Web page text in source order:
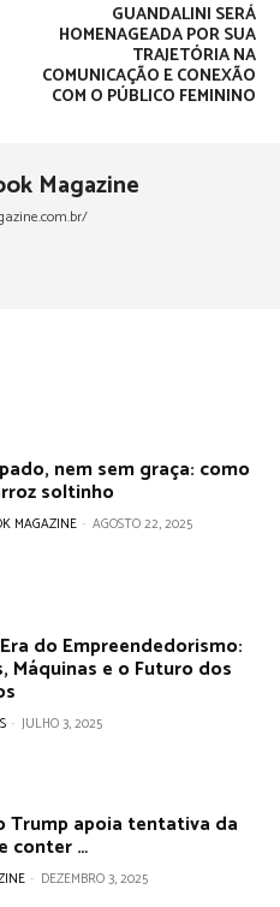
GUANDALINI SERÁ
HOMENAGEADA POR SUA
TRAJETÓRIA NA
COMUNICAÇÃO E CONEXÃO
COM O PÚBLICO FEMININO
Magazine
nem sem graça: como
soltinho
MAGAZINE - AGOSTO 22, 2025
do Empreendedorismo:
Máquinas e o Futuro dos
- JULHO 3, 2025
Trump apoia tentativa da
conter …
- DEZEMBRO 3, 2025